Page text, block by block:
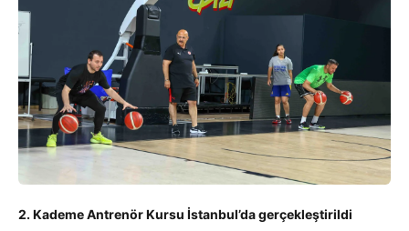
2. Kademe Antrenör Kursu İstanbul’da gerçekleştirildi